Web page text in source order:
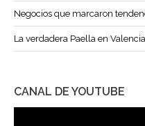
Negocios que marcaron
La verdadera Paella en Valencia
CANAL DE YOUTUBE